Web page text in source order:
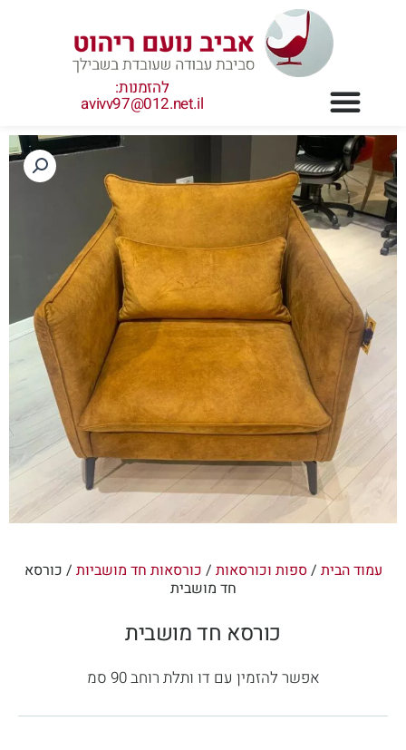
להזמנות:
avivv97@012.net.il
עמוד הבית /ספות וכורסאות / כורסאות חד מושביות / כורסא
חד מושבית
כורסא חד מושבית
אפשר להזמין עם דו ותלת רוחב 90 סמ